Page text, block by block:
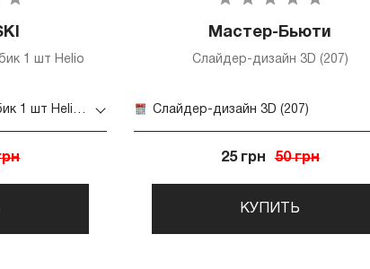
1 шт Helio
Стразы SWAROVSKI кубик 1 шт Helio Z
Мастер-Бьюти
Слайдер-дизайн 3D (207)
Слайдер-дизайн 3D (207)
25 грн 50 грн
КУПИТЬ